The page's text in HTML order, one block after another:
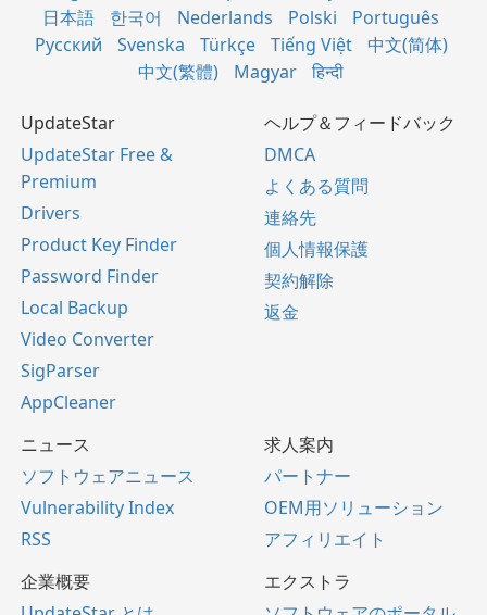
日本語
한국어 Nederlands Polski
Português
Русский
Svenska Türkçe Tiếng Việt
中文(简体)
中文(繁體)
Magyar हिन्दी
UpdateStar
UpdateStar Free &
Premium
Drivers
Product Key Finder
Password Finder
Local Backup
Video Converter
SigParser
AppCleaner
ヘルプ＆フィードバック
DMCA
よくある質問
連絡先
個人情報保護
契約解除
返金
ニュース
ソフトウェアニュース
Vulnerability Index
RSS
求人案内
パートナー
OEM用ソリューション
アフィリエイト
企業概要
エクストラ